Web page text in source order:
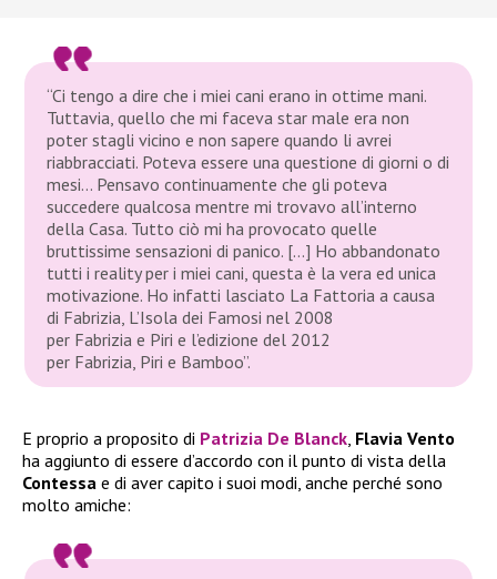
“Ci tengo a dire che i miei cani erano in ottime mani.
Tuttavia, quello che mi faceva star male era non
poter stagli vicino e non sapere quando li avrei
riabbracciati. Poteva essere una questione di giorni o di
mesi… Pensavo continuamente che gli poteva
succedere qualcosa mentre mi trovavo all’interno
della Casa. Tutto ciò mi ha provocato quelle
bruttissime sensazioni di panico. […] Ho abbandonato
tutti i reality per i miei cani, questa è la vera ed unica
motivazione. Ho infatti lasciato La Fattoria a causa
di Fabrizia, L’Isola dei Famosi nel 2008
per Fabrizia e Piri e l’edizione del 2012
per Fabrizia, Piri e Bamboo”.
E proprio a proposito di Patrizia De Blanck Flavia Vento
ha aggiunto di essere d’accordo con il punto di vista della
Contessa e di aver capito i suoi modi, anche perché sono
molto amiche: